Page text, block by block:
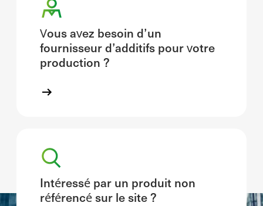
Vous avez besoin d’un
fournisseur d’additifs pour votre
production ?
Intéressé par un produit non
référencé sur le site ?